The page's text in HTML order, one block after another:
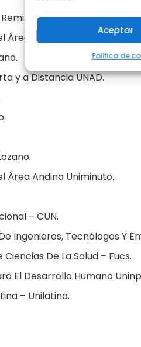
Aceptar
Política de
Andina.
y a Distancia UNAD.
Área Andina Uniminuto.
– CUN.
Ingenieros, Tecnólogos Y
De La Salud – Fucs.
El Desarrollo Humano
– Unilatina.